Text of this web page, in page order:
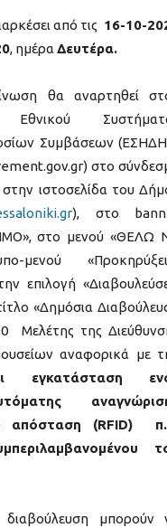
από τις 16-10-
, ημέρα Δευτέρα.
θα αναρτηθεί
Συμβάσεων
στο
στην ιστοσελίδα του
), στο
στο μενού «ΘΕΛΩ
μενού
επιλογή
«Δημόσια
Μελέτης της
αναφορικά με
εγκατάσταση
απόσταση (RFID)
μπορούν